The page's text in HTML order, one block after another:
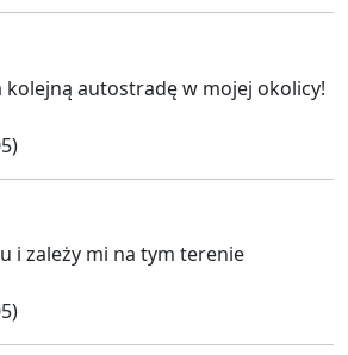
kolejną autostradę w mojej okolicy!
i zależy mi na tym terenie